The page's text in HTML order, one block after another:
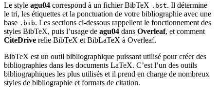
Le style agu04 correspond à un fichier BibTeX .bst. Il détermine
le tri, les étiquettes et la ponctuation de votre bibliographie avec une
base .bib. Les sections ci-dessous rappellent le fonctionnement des
styles BibTeX, puis l’usage de agu04 dans Overleaf, et comment
CiteDrive relie BibTeX et BibLaTeX à Overleaf.
BibTeX est un outil bibliographique puissant utilisé pour créer des
bibliographies dans les documents LaTeX. C’est l’un des outils
bibliographiques les plus utilisés et il prend en charge de nombreux
styles de bibliographie et formats de citation.